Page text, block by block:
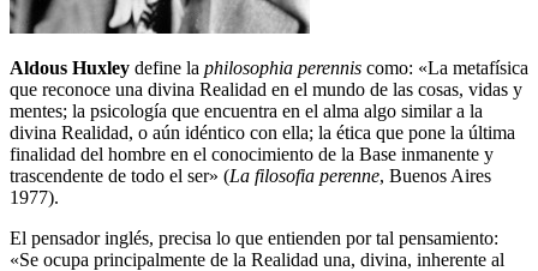
Aldous Huxley define la philosophia perennis como: «La metafísica
que reconoce una divina Realidad en el mundo de las cosas, vidas y
mentes; la psicología que encuentra en el alma algo similar a la
divina Realidad, o aún idéntico con ella; la ética que pone la última
finalidad del hombre en el conocimiento de la Base inmanente y
trascendente de todo el ser» (La filosofia perenne, Buenos Aires
1977).
El pensador inglés, precisa lo que entienden por tal pensamiento:
«Se ocupa principalmente de la Realidad una, divina, inherente al